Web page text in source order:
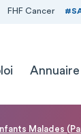
FHF Cancer
Annuaire
Malades